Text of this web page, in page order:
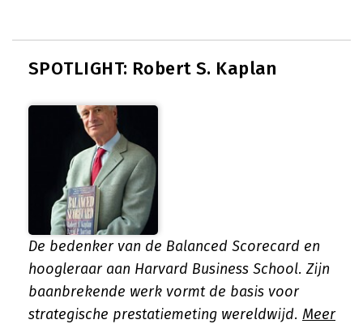
SPOTLIGHT: Robert S. Kaplan
De bedenker van de Balanced Scorecard en
hoogleraar aan Harvard Business School. Zijn
baanbrekende werk vormt de basis voor
strategische prestatiemeting wereldwijd. Meer